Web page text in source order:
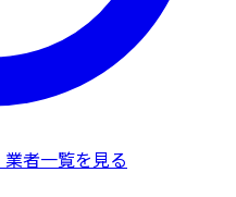
業者一覧を見る